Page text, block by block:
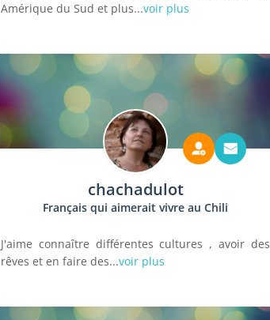
Amérique du Sud et plus...voir plus
chachadulot
Français qui aimerait vivre au Chili
J'aime connaître différentes cultures , avoir des
rêves et en faire des...voir plus